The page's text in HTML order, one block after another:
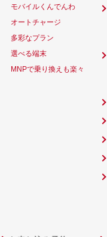
モバイルくんでんわ
オートチャージ
多彩なプラン
選べる端末
MNPで乗り換えも楽々